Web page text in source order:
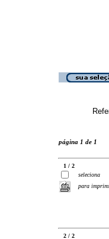
página 1 de 1
1 / 2
seleciona
para
2 / 2